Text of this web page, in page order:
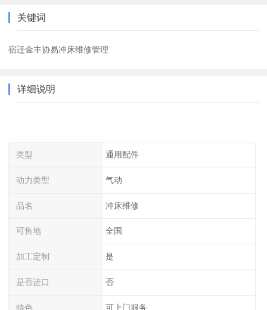
关键词
宿迁金丰协易冲床维修管理
详细说明
类型 通用配件
动力类型 气动
品名 冲床维修
可售地 全国
加工定制 是
是否进口 否
特色 可上门服务